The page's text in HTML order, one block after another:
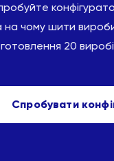
на чому шити
20
Спробувати